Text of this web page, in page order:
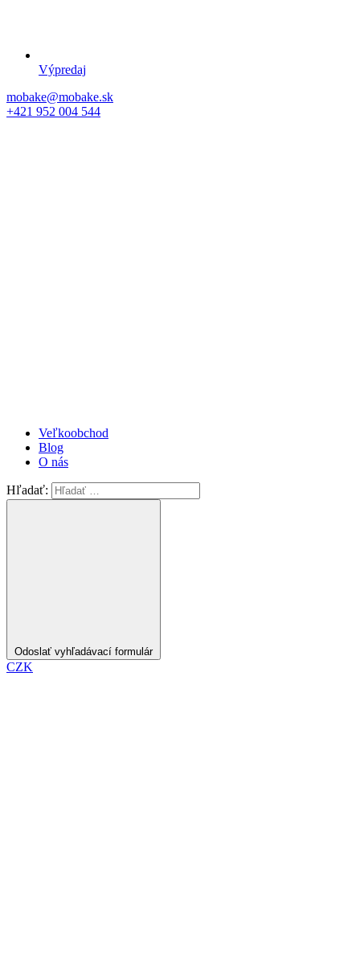
Výpredaj
mobake@mobake.sk
+421 952 004 544
Veľkoobchod
Blog
O nás
Hľadať:
Odoslať vyhľadávací formulár
CZK